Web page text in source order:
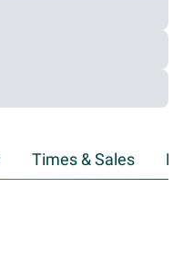
Times & Sales